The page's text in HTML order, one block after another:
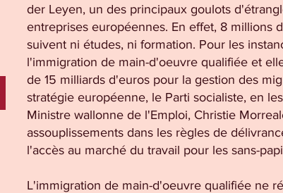
der Leyen, un des principaux goulots
entreprises européennes. En effet, 8 millions
suivent ni études, ni formation. Pour les
l'immigration de main-d'oeuvre qualifiée et
de 15 milliards d'euros pour la gestion des
stratégie européenne, le Parti socialiste, en
Ministre wallonne de l'Emploi, Christie
assouplissements dans les règles de
l'accès au marché du travail pour les sans-
L'immigration de main-d'oeuvre qualifiée ne